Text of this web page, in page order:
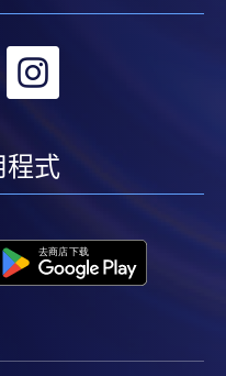
册服务，申请人可在
手机）、VISA或
费或学费。除上述支
程设有网上服务，学
）缴付学费，详情请
转
程式